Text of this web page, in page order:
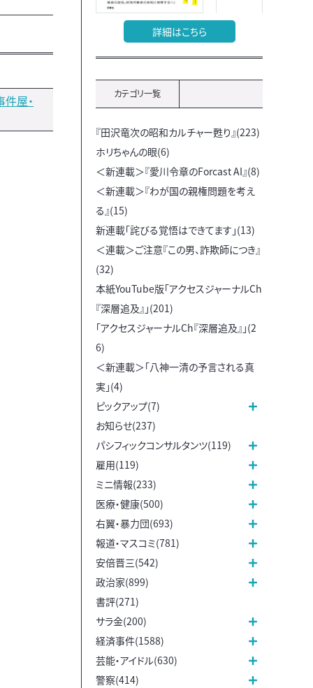
屋・
詳細はこちら
カテゴリ一覧
『田沢竜次の昭和カルチャー甦り』(223)
ホリちゃんの眼(6)
＜新連載＞『愛川令章のForcast AI』(8)
＜新連載＞『わが国の親権問題を考え
る』(15)
新連載「詫びる覚悟はできてます」(13)
＜連載＞ご注意『この男、詐欺師につき』
(32)
本紙YouTube版「アクセスジャーナルCh
『深層追及』」(201)
「アクセスジャーナルCh『深層追及』」(2
6)
＜新連載＞「八神一清の予言される真
実」(4)
ピックアップ(7)
お知らせ(237)
パシフィックコンサルタンツ(119)
雇用(119)
ミニ情報(233)
医療・健康(500)
右翼・暴力団(693)
報道・マスコミ(781)
安倍晋三(542)
政治家(899)
書評(271)
サラ金(200)
経済事件(1588)
芸能・アイドル(630)
警察(414)